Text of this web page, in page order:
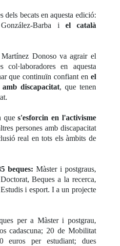
dels becats en aquesta edició:
Barba i el català
Donoso va agrair el
col·laboradores en aquesta
que continuïn confiant en el
discapacitat, que tenen
ques'esforcin en l'activisme
persones amb discapacitat
real en tots els àmbits de
beques: Màster i postgraus,
Beques a la recerca,
i esport. I a un projecte
per a Màster i postgrau,
cadascuna; 20 de Mobilitat
euros per estudiant; dues